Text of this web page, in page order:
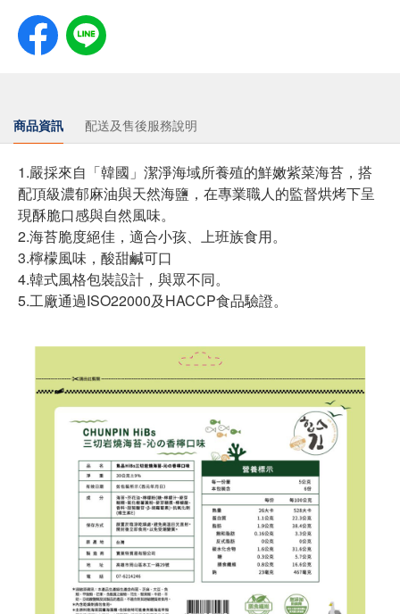
商品資訊 配送及售後服務說明
1.嚴採來自「韓國」潔淨海域所養殖的鮮嫩紫菜海苔，搭
配頂級濃郁麻油與天然海鹽，在專業職人的監督烘烤下呈
現酥脆口感與自然風味。
2.海苔脆度絕佳，適合小孩、上班族食用。
3.檸檬風味，酸甜鹹可口
4.韓式風格包裝設計，與眾不同。
5.工廠通過ISO22000及HACCP食品驗證。